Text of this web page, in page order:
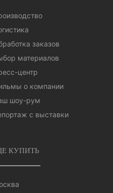
заказов
материалов
центр
о компании
шоу-рум
с выставки
КУПИТЬ